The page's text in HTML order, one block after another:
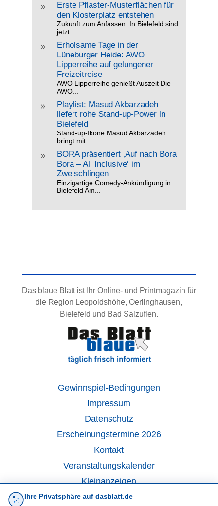
9
Erste Pflaster-Musterflächen für
den Klosterplatz entstehen
Zukunft zum Anfassen: In Bielefeld sind
jetzt...
9
Erholsame Tage in der
Lüneburger Heide: AWO
Lipperreihe auf gelungener
Freizeitreise
AWO Lipperreihe genießt Auszeit Die
AWO...
9
Playlist: Masud Akbarzadeh
liefert rohe Stand-up-Power in
Bielefeld
Stand-up-Ikone Masud Akbarzadeh
bringt mit...
9
BORA präsentiert ‚Auf nach Bora
Bora – All Inclusive‘ im
Zweischlingen
Einzigartige Comedy-Ankündigung in
Bielefeld Am...
Das blaue Blatt ist Ihr Online- und Printmagazin für
die Region Leopoldshöhe, Oerlinghausen,
Bielefeld und Bad Salzuflen.
Gewinnspiel-Bedingungen
Impressum
Datenschutz
Erscheinungstermine 2026
Kontakt
Veranstaltungskalender
Kleinanzeigen
Ihre Privatsphäre auf dasblatt.de